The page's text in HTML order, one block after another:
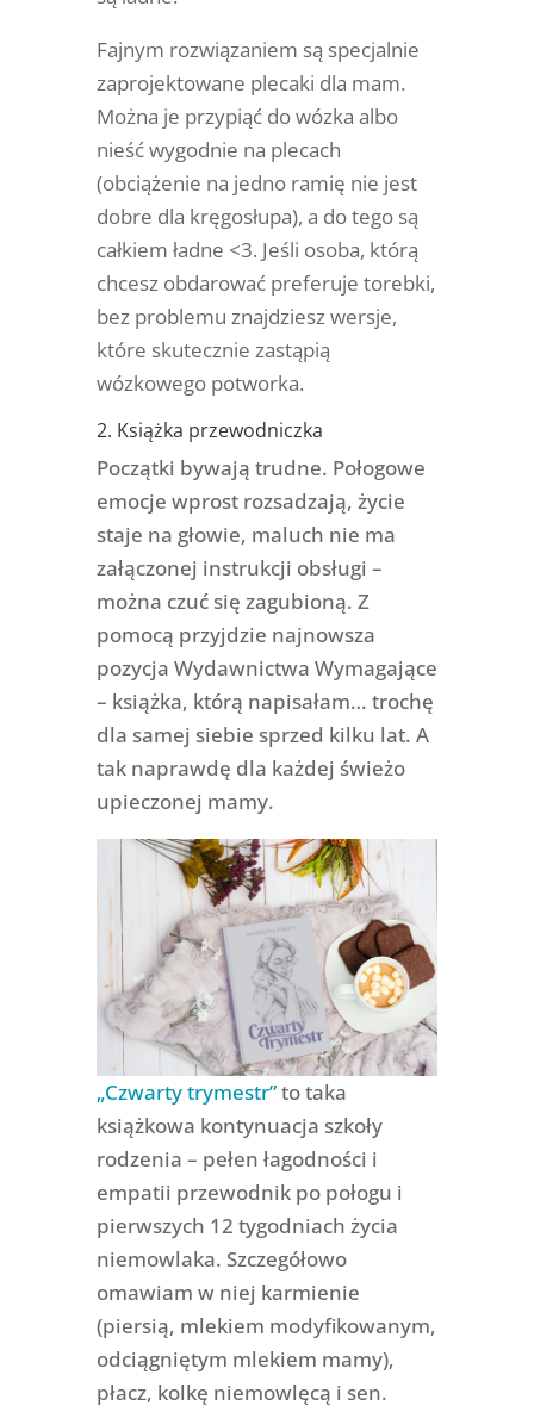
Fajnym rozwiązaniem są specjalnie
zaprojektowane plecaki dla mam.
Można je przypiąć do wózka albo
nieść wygodnie na plecach
(obciążenie na jedno ramię nie jest
dobre dla kręgosłupa), a do tego są
całkiem ładne <3. Jeśli osoba, którą
chcesz obdarować preferuje torebki,
bez problemu znajdziesz wersje,
które skutecznie zastąpią
wózkowego potworka.
2. Książka przewodniczka
Początki bywają trudne. Połogowe
emocje wprost rozsadzają, życie
staje na głowie, maluch nie ma
załączonej instrukcji obsługi –
można czuć się zagubioną. Z
pomocą przyjdzie najnowsza
pozycja Wydawnictwa Wymagające
– książka, którą napisałam… trochę
dla samej siebie sprzed kilku lat. A
tak naprawdę dla każdej świeżo
upieczonej mamy.
„Czwarty trymestr”to taka
książkowa kontynuacja szkoły
rodzenia – pełen łagodności i
empatii przewodnik po połogu i
pierwszych 12 tygodniach życia
niemowlaka. Szczegółowo
omawiam w niej karmienie
(piersią, mlekiem modyfikowanym,
odciągniętym mlekiem mamy),
płacz, kolkę niemowlęcą i sen.